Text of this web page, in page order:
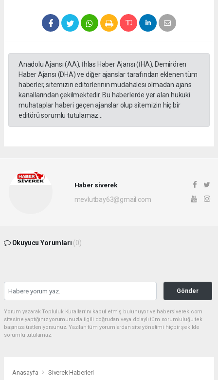
Anadolu Ajansı (AA), İhlas Haber Ajansı (İHA), Demirören
Haber Ajansı (DHA) ve diğer ajanslar tarafından eklenen tüm
haberler, sitemizin editörlerinin müdahalesi olmadan ajans
kanallarından çekilmektedir. Bu haberlerde yer alan hukuki
muhataplar haberi geçen ajanslar olup sitemizin hiç bir
editörü sorumlu tutulamaz...
Haber siverek
mevlutbay63@gmail.com
Okuyucu Yorumları (0)
Gönder
Yorum yazarak Topluluk Kuralları’nı kabul etmiş bulunuyor ve habersiverek.com
sitesine yaptığınız yorumunuzla ilgili doğrudan veya dolaylı tüm sorumluluğu tek
başınıza üstleniyorsunuz. Yazılan tüm yorumlardan site yönetimi hiçbir şekilde
sorumlu tutulamaz.
Anasayfa Siverek Haberleri